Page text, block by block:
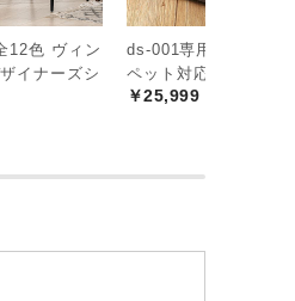
12色 ヴィン
イナーズシ
ds-001専用 替えカバー
ペット対応生地
￥25,999